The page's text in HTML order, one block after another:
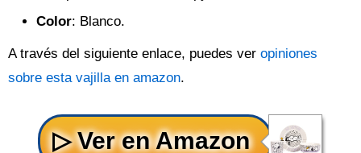
Color: Blanco.
A través del siguiente enlace, puedes ver opiniones
sobre esta vajilla en amazon.